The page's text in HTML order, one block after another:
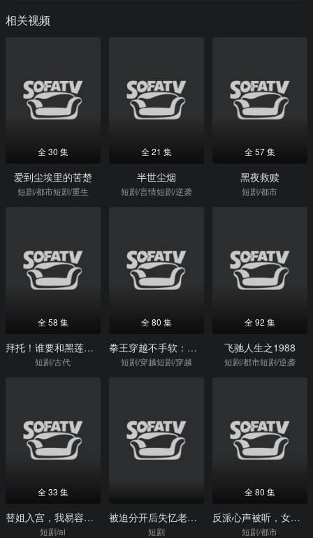
相关视频
全 30 集
爱到尘埃里的苦楚
短剧/都市短剧/重生
全 21 集
半世尘烟
短剧/言情短剧/逆袭
全 57 集
黑夜救赎
短剧/都市
全 58 集
拜托！谁要和黑莲花谈恋爱
短剧/古代
全 80 集
拳王穿越不手软：我教姐妹站起来
短剧/穿越短剧/穿越
全 92 集
飞驰人生之1988
短剧/都市短剧/逆袭
全 33 集
替姐入宫，我易容封贵妃（52集）Ai短剧
短剧/ai
被迫分开后失忆老公找上门
短剧
全 80 集
反派心声被听，女主拽我改邪归正
短剧/都市